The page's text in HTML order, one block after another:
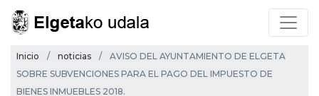
Inicio noticias
AVISO DEL AYUNTAMIENTO DE ELGETA
SOBRE SUBVENCIONES PARA EL PAGO DEL IMPUESTO DE
BIENES INMUEBLES 2018.